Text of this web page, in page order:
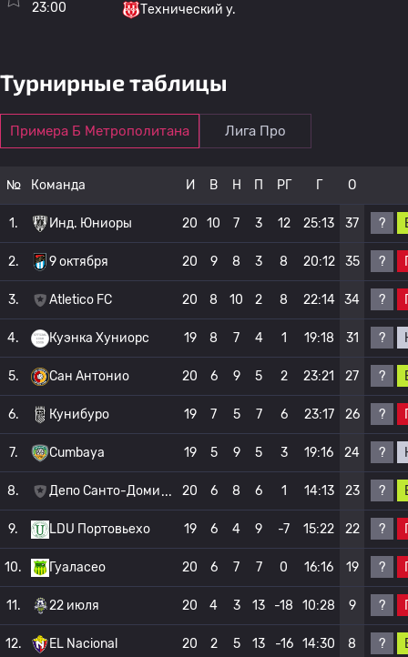
23:00 Технический у.
Турнирные таблицы
Примера Б Метрополитана Лига Про
№ Команда И В Н П РГ Г О
1. Инд. Юниоры 20 10 7 3 12 25:13 37 ?
2. 9 октября 20 9 8 3 8 20:12 35 ?
3. Atletico FC 20 8 10 2 8 22:14 34 ?
4. Куэнка Хуниорс 19 8 7 4 1 19:18 31 ?
5. Сан Антонио 20 6 9 5 2 23:21 27 ?
6. Кунибуро 19 7 5 7 6 23:17 26 ?
7. Cumbaya 19 5 9 5 3 19:16 24 ?
8. Депо Санто-Доми 20 6 8 6 1 14:13 23 ?
9. LDU Портовьехо 19 6 4 9 -7 15:22 22 ?
10. Гуаласео 20 6 7 7 0 16:16 19 ?
11. 22 июля 20 4 3 13 -18 10:28 9 ?
12. EL Nacional 20 2 5 13 -16 14:30 8 ?